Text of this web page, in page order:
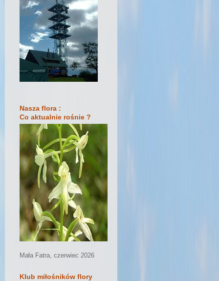
Nasza flora :
Co aktualnie rośnie ?
Mała Fatra, czerwiec 2026
Klub miłośników flory